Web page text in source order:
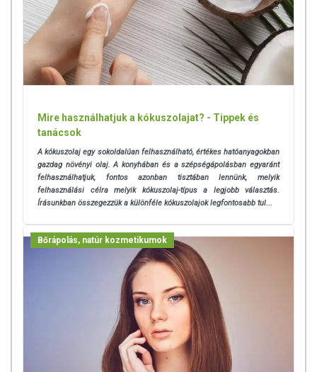
A termék nem az orvosi kezelés helyettesítésére alkalmas!
Betegség esetén használatát beszélje meg kezelőorvosával. Az
ajánlott napi fogyasztási mennyiséget ne lépje túl! Ne szedje a
készítményt, ha az összetevők bármelyikére érzékeny vagy
allergiás! Kisgyermektől elzárva tartandó!
Mire használhatjuk a kókuszolajat? - Tippek és
tanácsok
A kókuszolaj egy sokoldalúan felhasználható, értékes hatóanyagokban
gazdag növényi olaj. A konyhában és a szépségápolásban egyaránt
felhasználhatjuk, fontos azonban tisztában lennünk, melyik
felhasználási célra melyik kókuszolaj-típus a legjobb választás.
Írásunkban összegezzük a különféle kókuszolajok legfontosabb tul...
Bőrápolás, natúr kozmetikumok